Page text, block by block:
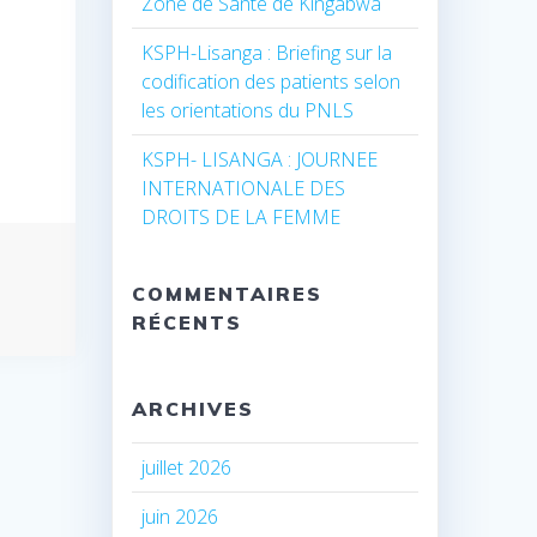
KSPH-Lisanga : Briefing sur la
codification des patients selon
les orientations du PNLS
KSPH- LISANGA : JOURNEE
INTERNATIONALE DES
DROITS DE LA FEMME
COMMENTAIRES
RÉCENTS
ARCHIVES
juillet 2026
juin 2026